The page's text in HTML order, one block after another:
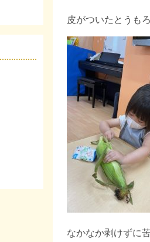
皮がついたとうも
なかなか剥けずに